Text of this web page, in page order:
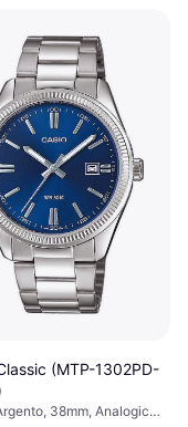
(MTP-1302PD-
38mm, Analogico,